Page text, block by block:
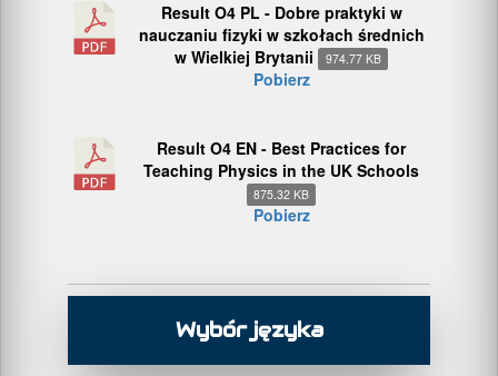
Result O4 PL - Dobre praktyki w
nauczaniu fizyki w szkołach średnich
w Wielkiej Brytanii 974.77 KB
Pobierz
Result O4 EN - Best Practices for
Teaching Physics in the UK Schools
875.32 KB
Pobierz
Wybór języka